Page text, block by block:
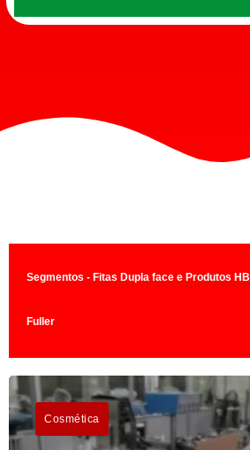
Segmentos - Fitas Dupla face e Produtos HB
Fuller
Cosmética